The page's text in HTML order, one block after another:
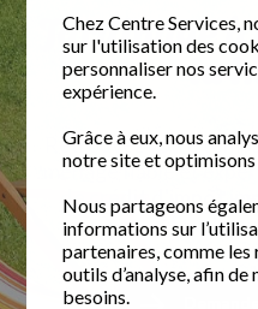
Chez Centre Services,
sur l'utilisation des
personnaliser nos
expérience.
Grâce à eux, nous
notre site et
Nous partageons
informations sur
partenaires, comme les
outils d’analyse, afin
besoins.
Jardinage
la
Retrouvez votre
ménage fiable et
de crédit d'impôt